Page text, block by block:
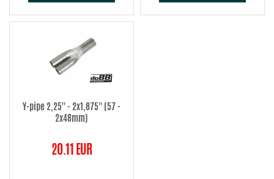
Y-pipe 2,25'' - 2x1,875'' (57 -
2x48mm)
20.11 EUR